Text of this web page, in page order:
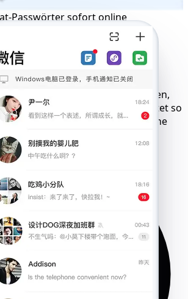
Passwörter sofort online
oder Spuren
nahtlos auf allen Geräten,
und gewährleistet so
Keine Benachrichtigungen, keine
Berechtigungsanfragen.